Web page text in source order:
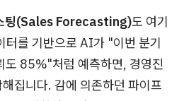
팅(Sales Forecasting)도 여기
터를 기반으로 AI가 "이번 분기
도 85%"처럼 예측하면, 경영진
집니다. 감에 의존하던 파이프